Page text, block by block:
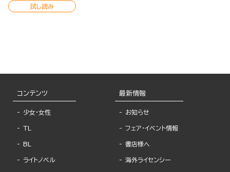
試し読み
コンテンツ
少女・女性
TL
BL
ライトノベル
最新情報
お知らせ
フェア・イベント情報
書店様へ
海外ライセンシー